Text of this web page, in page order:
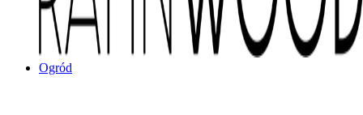
Ogród